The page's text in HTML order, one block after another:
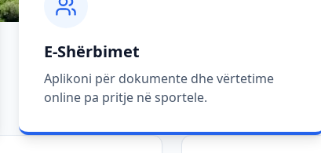
E-Shërbimet
Aplikoni për dokumente dhe vërtetime
online pa pritje në sportele.